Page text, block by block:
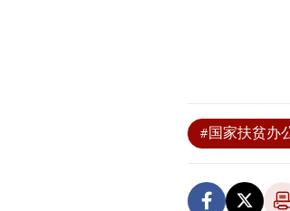
#国家扶贫办